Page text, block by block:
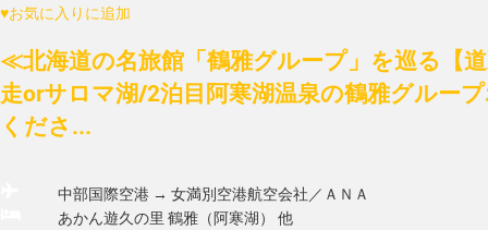
♥お気に入りに追加
≪北海道の名旅館「鶴雅グループ」を巡る【
走orサロマ湖/2泊目阿寒湖温泉の鶴雅グルー
くださ...
中部国際空港 → 女満別空港航空会社／ＡＮＡ
あかん遊久の里 鶴雅（阿寒湖） 他